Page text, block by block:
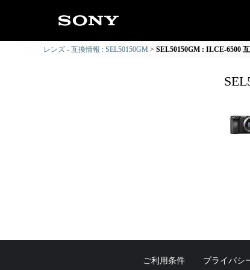
レンズ - 互換情報 : SEL50150GM SEL50150GM : ILCE-6500
ご利用条件 プライバシ